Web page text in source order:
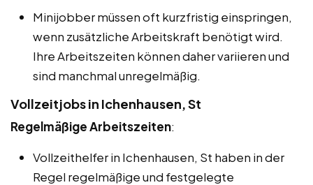
Minijobber müssen oft kurzfristig einspringen,
wenn zusätzliche Arbeitskraft benötigt wird.
Ihre Arbeitszeiten können daher variieren und
sind manchmal unregelmäßig.
Vollzeitjobs in Ichenhausen, St
Regelmäßige Arbeitszeiten:
Vollzeithelfer in Ichenhausen, St haben in der
Regel regelmäßige und festgelegte